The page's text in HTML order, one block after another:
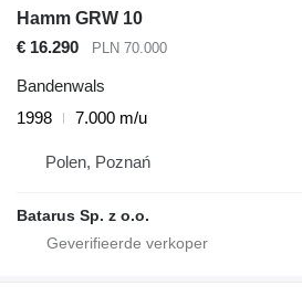
Hamm GRW 10
€ 16.290
PLN 70.000
Bandenwals
1998
7.000 m/u
Polen, Poznań
Batarus Sp. z o.o.